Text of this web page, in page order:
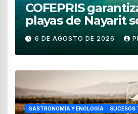
COFEPRIS
playas de Nayarit
para uso
6 DE AGOSTO DE 2026
GASTRONOMÍA Y ENOLOGÍA SUCESOS